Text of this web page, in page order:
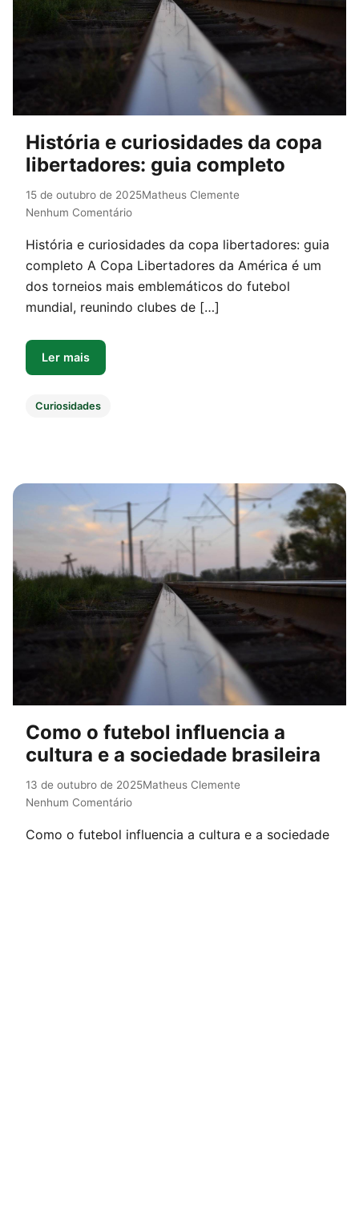
História e curiosidades da copa
libertadores: guia completo
15 de outubro de 2025Matheus Clemente
Nenhum Comentário
História e curiosidades da copa libertadores: guia
completo A Copa Libertadores da América é um
dos torneios mais emblemáticos do futebol
mundial, reunindo clubes de […]
Ler mais
Curiosidades
Como o futebol influencia a
cultura e a sociedade brasileira
13 de outubro de 2025Matheus Clemente
Nenhum Comentário
Como o futebol influencia a cultura e a sociedade